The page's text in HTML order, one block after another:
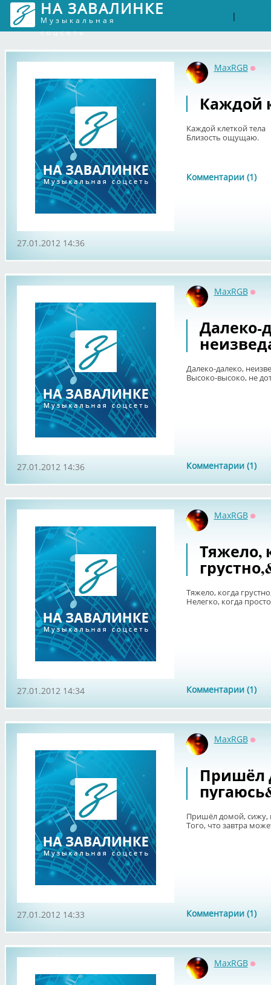
НА ЗАВАЛИНКЕ
Музыкальная
соцсеть
|
MaxRGB
Каждой
Каждой клеткой тела
Близость ощущаю.
Комментарии (1)
27.01.2012 14:36
MaxRGB
Далеко-
Далеко-далеко,
Высоко-высоко, не
Комментарии (1)
27.01.2012 14:36
MaxRGB
Тяжело,
Тяжело, когда
Нелегко, когда
Комментарии (1)
27.01.2012 14:34
MaxRGB
Пришёл
Пришёл домой, сижу,
Того, что завтра
Комментарии (1)
27.01.2012 14:33
MaxRGB